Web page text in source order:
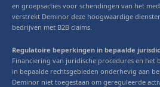
en groepsacties voor schendingen van het
verstrekt Deminor deze hoogwaardige
bedrijven met B2B claims.
Regulatoire beperkingen in bepaalde
Financiering van juridische procedures en het
in bepaalde rechtsgebieden onderhevig aan
Deminor niet toegestaan om gereguleerde